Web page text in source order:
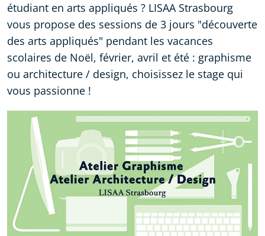
étudiant en arts appliqués ? LISAA Strasbourg
vous propose des sessions de 3 jours "découverte
des arts appliqués" pendant les vacances
scolaires de Noël, février, avril et été : graphisme
ou architecture / design, choisissez le stage qui
vous passionne !